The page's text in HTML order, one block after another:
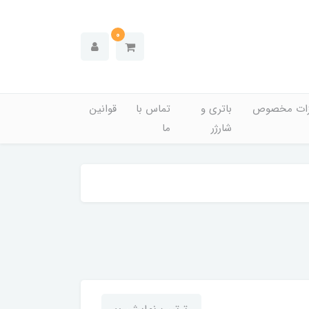
0
مخصوص
باتری و
شارژر
تماس با
ما
قوانین